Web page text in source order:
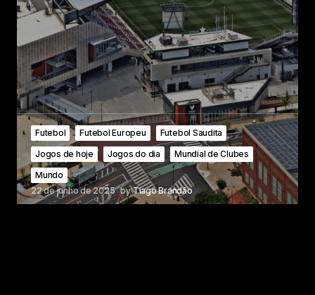
Futebol Futebol Europeu
Futebol Saudita
Jogos de hoje
Jogos do dia
Mundial de Clubes
Mundo
22 de junho de 2025 byTiago Brandão